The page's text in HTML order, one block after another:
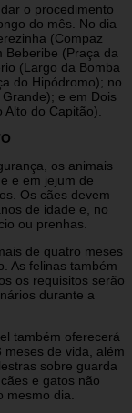
o procedimento
do mês. No dia
(Compaz
Beberibe (Praça da
(Largo da Bomba
do Hipódromo); no
e em Dois
do Capitão).
os animais
e em jejum de
Os cães devem
de idade e, no
ou prenhas.
de quatro meses
As felinas também
os requisitos serão
durante a
também oferecerá
de vida, além
sobre guarda
e gatos não
mesmo dia.